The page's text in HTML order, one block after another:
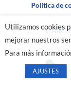
Política de
© Alter
Utilizamos cookies
mejorar nuestros
Para más
AJUSTES